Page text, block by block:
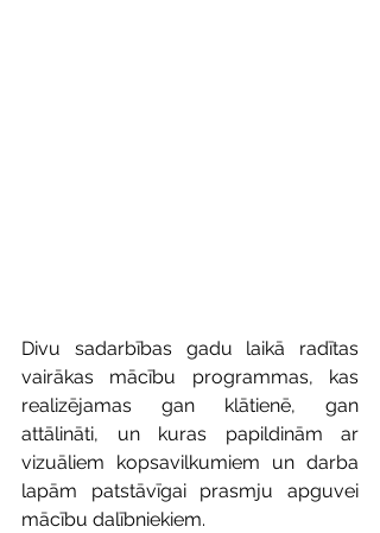
Divu sadarbības gadu laikā radītas
vairākas mācību programmas, kas
realizējamas gan klātienē, gan
attālināti, un kuras papildinām ar
vizuāliem kopsavilkumiem un darba
lapām patstāvīgai prasmju apguvei
mācību dalībniekiem.